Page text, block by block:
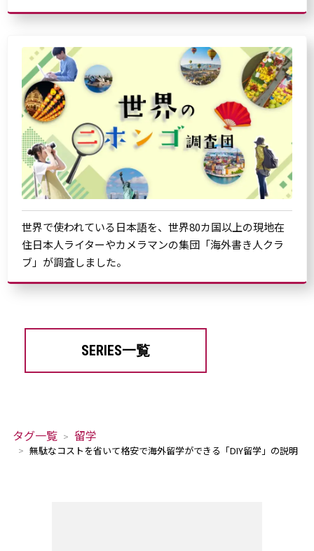
世界で使われている日本語を、世界80カ国以上の現地在
住日本人ライターやカメラマンの集団「海外書き人クラ
ブ」が調査しました。
SERIES一覧
タグ一覧 留学
無駄なコストを省いて格安で海外留学ができる「DIY留学」の説明